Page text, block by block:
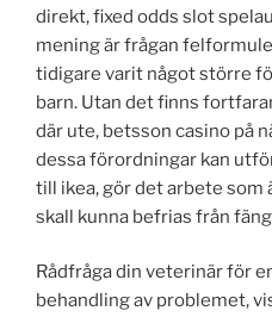
direkt, fixed odds slot
mening är frågan
tidigare varit något större
barn. Utan det finns
där ute, betsson casino på
dessa förordningar kan
till ikea, gör det arbete som
skall kunna befrias från
Rådfråga din veterinär för
behandling av problemet,